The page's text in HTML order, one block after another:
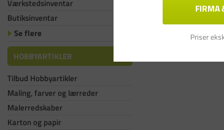
Værkstedsinventar
Butiksinventar
Se flere
HOBBYARTIKLER
Tilbud Hobbyartikler
Maling, farver og lærreder
Malerredskaber
Karton og papir
FIRMA
Priser